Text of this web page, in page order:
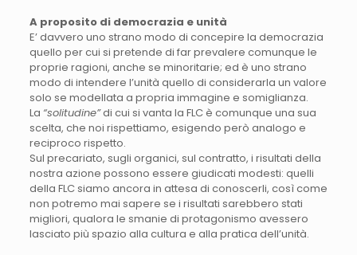
A proposito di democrazia e unità
E’ davvero uno strano modo di concepire la democrazia
quello per cui si pretende di far prevalere comunque le
proprie ragioni, anche se minoritarie; ed è uno strano
modo di intendere l’unità quello di considerarla un valore
solo se modellata a propria immagine e somiglianza.
La “solitudine”di cui si vanta la FLC è comunque una sua
scelta, che noi rispettiamo, esigendo però analogo e
reciproco rispetto.
Sul precariato, sugli organici, sul contratto, i risultati della
nostra azione possono essere giudicati modesti: quelli
della FLC siamo ancora in attesa di conoscerli, così come
non potremo mai sapere se i risultati sarebbero stati
migliori, qualora le smanie di protagonismo avessero
lasciato più spazio alla cultura e alla pratica dell’unità.